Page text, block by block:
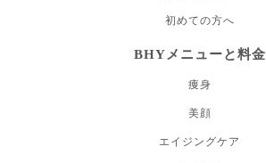
初めての方へ
BHYメニューと料金
痩身
美顔
エイジングケア